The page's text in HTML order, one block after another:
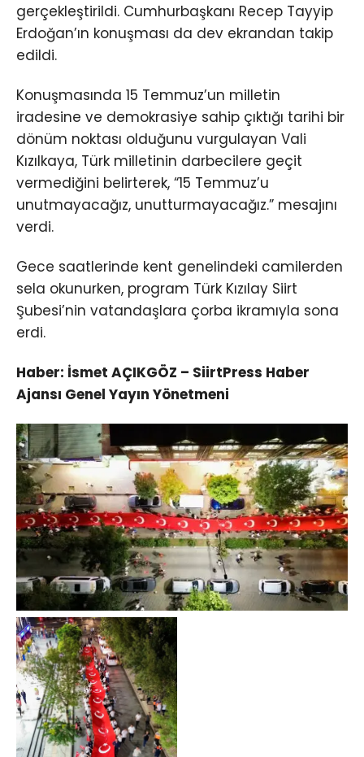
gerçekleştirildi. Cumhurbaşkanı Recep Tayyip
Erdoğan’ın konuşması da dev ekrandan takip
edildi.
Konuşmasında 15 Temmuz’un milletin
iradesine ve demokrasiye sahip çıktığı tarihi bir
dönüm noktası olduğunu vurgulayan Vali
Kızılkaya, Türk milletinin darbecilere geçit
vermediğini belirterek, “15 Temmuz’u
unutmayacağız, unutturmayacağız.” mesajını
verdi.
Gece saatlerinde kent genelindeki camilerden
sela okunurken, program Türk Kızılay Siirt
Şubesi’nin vatandaşlara çorba ikramıyla sona
erdi.
Haber: İsmet AÇIKGÖZ – SiirtPress Haber
Ajansı Genel Yayın Yönetmeni